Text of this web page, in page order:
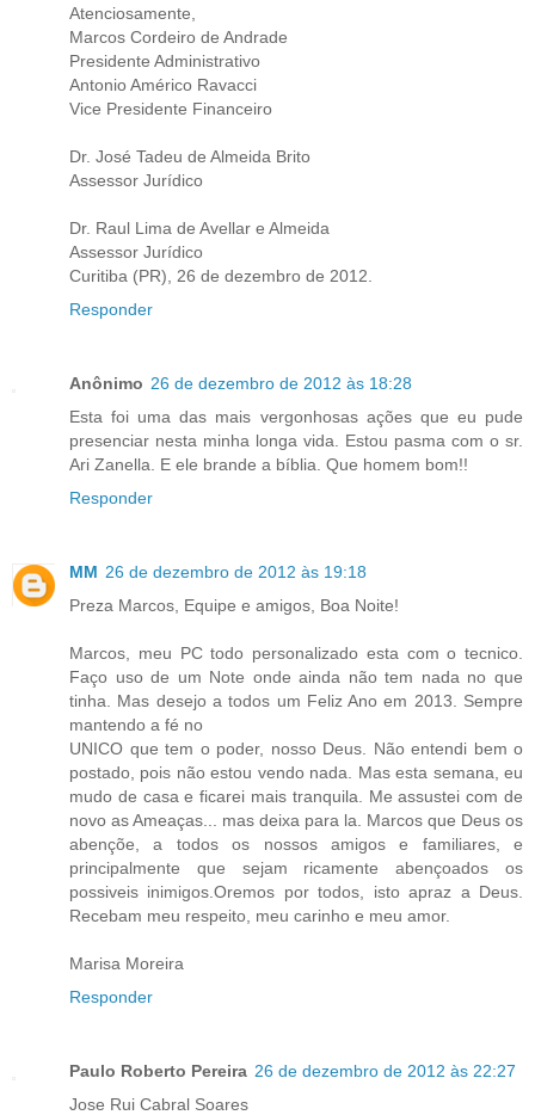
Atenciosamente,
Marcos Cordeiro de Andrade
Presidente Administrativo
Antonio Américo Ravacci
Vice Presidente Financeiro
Dr. José Tadeu de Almeida Brito
Assessor Jurídico
Dr. Raul Lima de Avellar e Almeida
Assessor Jurídico
Curitiba (PR), 26 de dezembro de 2012.
Responder
Anônimo 26 de dezembro de 2012 às 18:28
Esta foi uma das mais vergonhosas ações que eu pude
presenciar nesta minha longa vida. Estou pasma com o sr.
Ari Zanella. E ele brande a bíblia. Que homem bom!!
Responder
MM 26 de dezembro de 2012 às 19:18
Preza Marcos, Equipe e amigos, Boa Noite!
Marcos, meu PC todo personalizado esta com o tecnico.
Faço uso de um Note onde ainda não tem nada no que
tinha. Mas desejo a todos um Feliz Ano em 2013. Sempre
mantendo a fé no
UNICO que tem o poder, nosso Deus. Não entendi bem o
postado, pois não estou vendo nada. Mas esta semana, eu
mudo de casa e ficarei mais tranquila. Me assustei com de
novo as Ameaças... mas deixa para la. Marcos que Deus os
abençõe, a todos os nossos amigos e familiares, e
principalmente que sejam ricamente abençoados os
possiveis inimigos.Oremos por todos, isto apraz a Deus.
Recebam meu respeito, meu carinho e meu amor.
Marisa Moreira
Responder
Paulo Roberto Pereira 26 de dezembro de 2012 às 22:27
Jose Rui Cabral Soares